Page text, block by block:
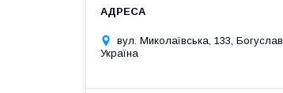
вул. Миколаївська, 133, Богуслав,
Україна